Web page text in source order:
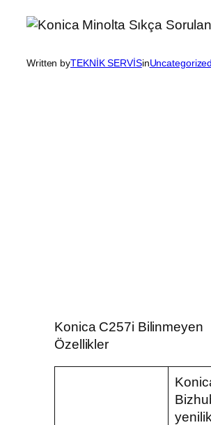
Written byTEKNİK SERVİSinUncategorized
Konica C257i Bilinmeyen
Özellikler